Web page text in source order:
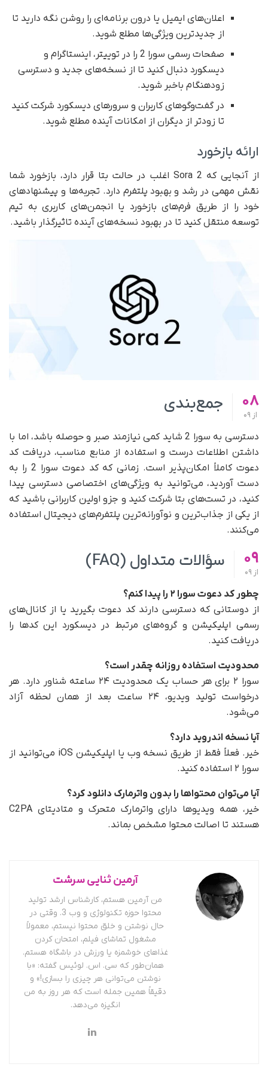
اعلان‌های ایمیل یا درون برنامه‌ای را روشن نگه دارید تا
از جدیدترین ویژگی‌ها مطلع شوید.
صفحات رسمی سورا 2 را در توییتر، اینستاگرام و
دیسکورد دنبال کنید تا از نسخه‌های جدید و دسترسی
زودهنگام باخبر شوید.
در گفت‌وگوهای کاربران و سرورهای دیسکورد شرکت کنید
تا زودتر از دیگران از امکانات آینده مطلع شوید.
ارائه بازخورد
از آنجایی‌ که Sora 2 اغلب در حالت بتا قرار دارد، بازخورد شما
نقش مهمی در رشد و بهبود پلتفرم دارد. تجربه‌ها و پیشنهادهای
خود را از طریق فرم‌های بازخورد یا انجمن‌های کاربری به تیم
توسعه منتقل کنید تا در بهبود نسخه‌های آینده تاثیرگذار باشید.
08
از
جمع‌بندی
دسترسی به سورا 2 شاید کمی نیازمند صبر و حوصله باشد، اما با
داشتن اطلاعات درست و استفاده از منابع مناسب، دریافت کد
دعوت کاملاً امکان‌پذیر است. زمانی که کد دعوت سورا 2 را به
دست آوردید، می‌توانید به ویژگی‌های اختصاصی دسترسی پیدا
کنید، در تست‌های بتا شرکت کنید و جزو اولین کاربرانی باشید که
از یکی از جذاب‌ترین و نوآورانه‌ترین پلتفرم‌های دیجیتال استفاده
می‌کنند.
09
از
سؤالات متداول (FAQ)
چطور کد دعوت سورا ۲ را پیدا کنم؟
از دوستانی که دسترسی دارند کد دعوت بگیرید یا از کانال‌های
رسمی اپلیکیشن و گروه‌های مرتبط در دیسکورد این کدها را
دریافت کنید.
محدودیت استفاده روزانه چقدر است؟
سورا ۲ برای هر حساب یک محدودیت ۲۴ ساعته‌ شناور دارد. هر
درخواست تولید ویدیو، ۲۴ ساعت بعد از همان لحظه آزاد
می‌شود.
آیا نسخه‌ اندروید دارد؟
خیر. فعلاً فقط از طریق نسخه‌ وب یا اپلیکیشن iOS می‌توانید از
سورا ۲ استفاده کنید.
آیا می‌توان محتواها را بدون واترمارک دانلود کرد؟
خیر، همه‌ ویدیوها دارای واترمارک متحرک و متادیتای C2PA
هستند تا اصالت محتوا مشخص بماند.
آرمین ثنایی سرشت
من آرمین هستم، کارشناس ارشد تولید
محتوا حوزه تکنولوژی و وب 3. وقتی در
حال نوشتن و خلق محتوا نیستم، معمولاً
مشغول تماشای فیلم، امتحان کردن
غذاهای خوشمزه یا ورزش در باشگاه هستم.
همان‌طور که سی. اس. لوئیس گفته: «با
نوشتن می‌توانی هر چیزی را بسازی!» و
دقیقاً همین جمله است که هر روز به من
انگیزه می‌دهد.